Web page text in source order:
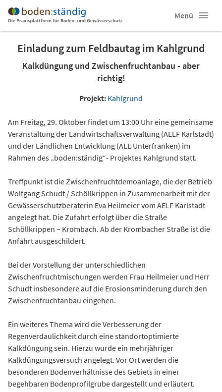
Menü
Einladung zum Feldbautag im Kahlgrund
Kalkdüngung und Zwischenfruchtanbau - aber
richtig!
Projekt: Kahlgrund
Am Freitag, 29. Oktober findet um 13:00 Uhr eine gemeinsame
Veranstaltung der Landwirtschaftsverwaltung (AELF Karlstadt)
und der Ländlichen Entwicklung (ALE Unterfranken) im
Rahmen des „boden:ständig“- Projektes Kahlgrund statt.
Treffpunkt ist die Zwischenfruchtdemoanlage, die der Betrieb
Wolfgang Schudt / Schöllkrippen in Zusammenarbeit mit der
Gewässerschutzberaterin Eva Heilmeier vom AELF Karlstadt
angelegt hat. Die Zufahrt erfolgt über die Straße
Schöllkrippen – Krombach. Ab der Krombacher Straße ist die
Anfahrt ausgeschildert.
Bei der Vorstellung der unterschiedlichen
Zwischenfruchtmischungen werden Frau Heilmeier und Herr
Schudt insbesondere auf die Erosionsminderung durch den
Zwischenfruchtanbau eingehen.
Ein weiteres Thema wird die Verbesserung der
Regenverdaulichkeit durch eine standortoptimierte
Kalkdüngung sein. Hierzu wurde ein mehrjähriger
Kalkdüngungsversuch angelegt. Vor Ort werden die
besonderen Bodenverhältnisse des Gebiets in einer
begehbaren Bodenprofilgrube dargestellt und erläutert.